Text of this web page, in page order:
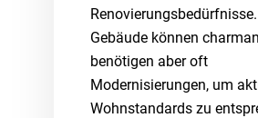
Gebäude können
benötigen aber oft
Modernisierungen, um
Wohnstandards zu